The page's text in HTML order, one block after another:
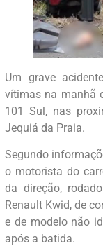
Um grave
vítimas na manhã
101 Sul, nas
Jequiá da Praia.
Segundo
o motorista do
da direção,
Renault Kwid, de
e de modelo não
após a batida.